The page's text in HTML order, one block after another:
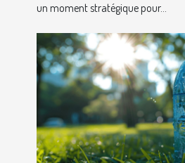
un moment stratégique pour...